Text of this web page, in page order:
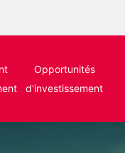
Opportunités
d'investissement